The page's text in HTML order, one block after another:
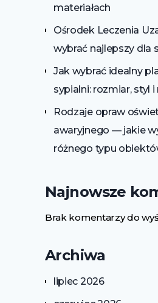
materiałach
Ośrodek Leczenia
wybrać najlepszy dla
Jak wybrać idealny
sypialni: rozmiar, styl
Rodzaje opraw
awaryjnego — jakie
różnego typu
Najnowsze
Brak komentarzy do
Archiwa
lipiec 2026